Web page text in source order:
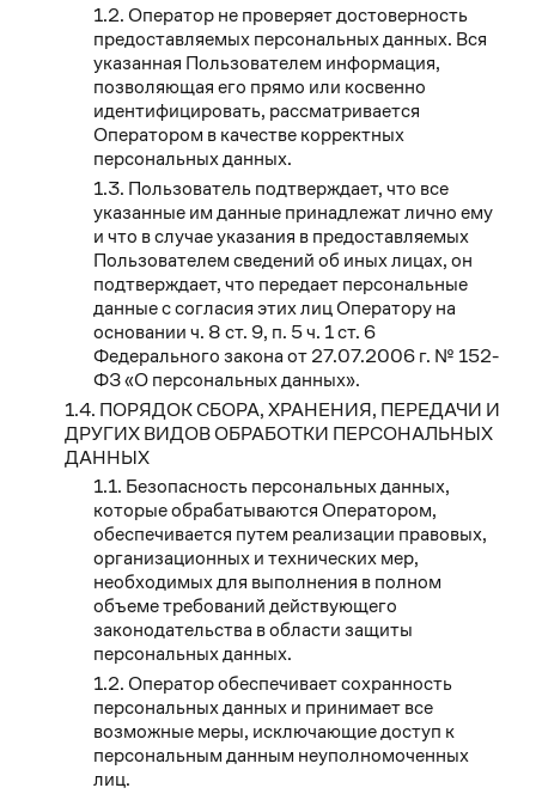
Оператор не проверяет достоверность
предоставляемых персональных данных. Вся
указанная Пользователем информация,
позволяющая его прямо или косвенно
идентифицировать, рассматривается
Оператором в качестве корректных
персональных данных.
Пользователь подтверждает, что все
указанные им данные принадлежат лично ему
и что в случае указания в предоставляемых
Пользователем сведений об иных лицах, он
подтверждает, что передает персональные
данные с согласия этих лиц Оператору на
основании ч. 8 ст. 9, п. 5 ч. 1 ст. 6
Федерального закона от 27.07.2006 г. № 152-
ФЗ «О персональных данных».
ПОРЯДОК СБОРА, ХРАНЕНИЯ, ПЕРЕДАЧИ И
ДРУГИХ ВИДОВ ОБРАБОТКИ ПЕРСОНАЛЬНЫХ
ДАННЫХ
Безопасность персональных данных,
которые обрабатываются Оператором,
обеспечивается путем реализации правовых,
организационных и технических мер,
необходимых для выполнения в полном
объеме требований действующего
законодательства в области защиты
персональных данных.
Оператор обеспечивает сохранность
персональных данных и принимает все
возможные меры, исключающие доступ к
персональным данным неуполномоченных
лиц.